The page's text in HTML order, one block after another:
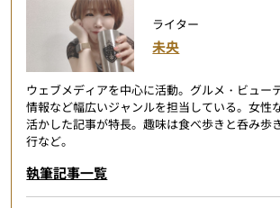
ライター
未央
ウェブメディアを中心に活動。グルメ・ビュー
情報など幅広いジャンルを担当している。女性
活かした記事が特長。趣味は食べ歩きと呑み歩
行など。
執筆記事一覧